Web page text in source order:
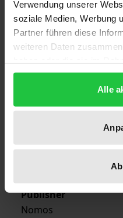
Verwendung unserer
soziale Medien, Werbung
Partner führen diese
weiteren Daten
gesammelt haben.
Alle
978-3-7890-2079-7
Subtitle
Reformulierung
Publication Date
Year of Publication
Publisher
Nomos